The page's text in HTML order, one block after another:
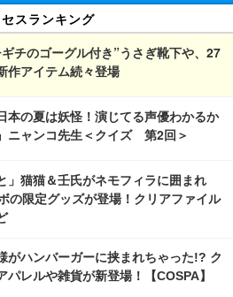
セスランキング
ギチのゴーグル付き”うさぎ靴下や、27
作アイテム続々登場
本の夏は妖怪！演じてる声優わかるか
ニャンコ先生＜クイズ 第2回＞
」猫猫＆壬氏がネモフィラに囲まれ
限定グッズが登場！クリアファイル
がハンバーガーに挟まれちゃった!? ク
パレルや雑貨が新登場！【COSPA】